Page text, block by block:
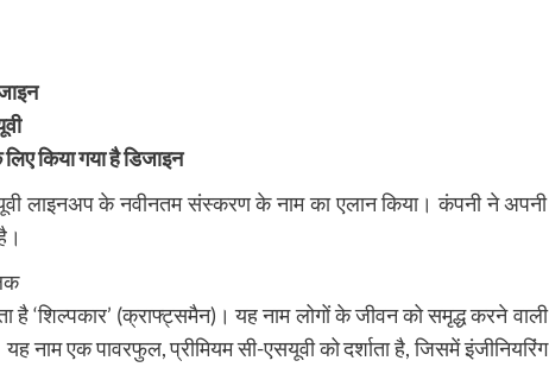
किया गया है डिजाइन
लाइनअप के नवीनतम संस्करण के नाम का एलान किया। कंपनी ने अपनी
है ‘शिल्पकार’ (क्राफ्ट्समैन)। यह नाम लोगों के जीवन को समृद्ध करने वाली
नाम एक पावरफुल, प्रीमियम सी-एसयूवी को दर्शाता है, जिसमें इंजीनियरिंग